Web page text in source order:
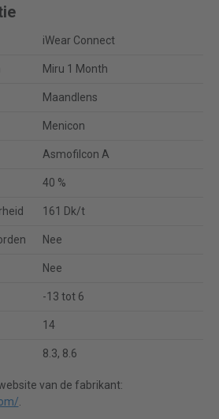
iWear Connect
Miru 1 Month
Maandlens
Menicon
Asmofilcon A
40 %
161 Dk/t
Nee
Nee
-13 tot 6
14
8.3, 8.6
van de fabrikant:
.